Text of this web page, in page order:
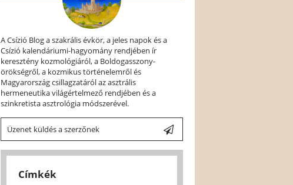
A Csízió Blog a szakrális évkör, a jeles napok és a
Csízió kalendáriumi-hagyomány rendjében ír
keresztény kozmológiáról, a Boldogasszony-
örökségről, a kozmikus történelemről és
Magyarország csillagzatáról az asztrális
hermeneutika világértelmező rendjében és a
szinkretista asztrológia módszerével.
Üzenet küldés a szerzőnek
Címkék